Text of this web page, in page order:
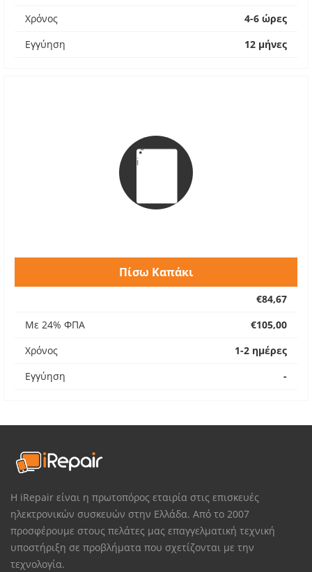
Χρόνος
4-6 ώρες
Εγγύηση
12 μήνες
Πίσω Καπάκι
€84,67
Με 24% ΦΠΑ
€105,00
Χρόνος
1-2 ημέρες
Εγγύηση
-
Η iRepair είναι η πρωτοπόρος εταιρία στις επισκευές
ηλεκτρονικών συσκευών στην Ελλάδα. Από το 2007
προσφέρουμε στους πελάτες μας επαγγελματική τεχνική
υποστήριξη σε προβλήματα που σχετίζονται με την
τεχνολογία.